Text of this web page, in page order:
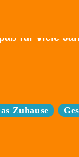
für viele
Zuhause